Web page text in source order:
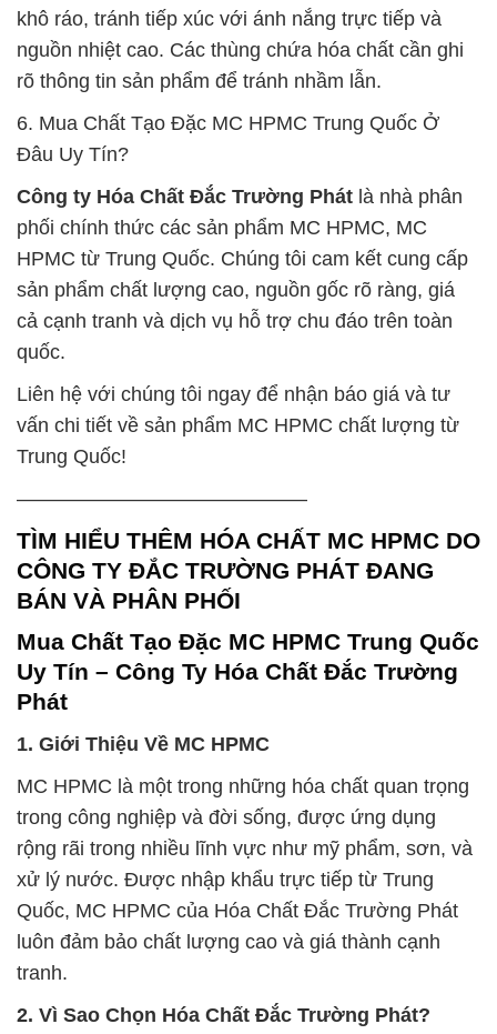
khô ráo, tránh tiếp xúc với ánh nắng trực tiếp và
nguồn nhiệt cao. Các thùng chứa hóa chất cần ghi
rõ thông tin sản phẩm để tránh nhầm lẫn.
6. Mua Chất Tạo Đặc MC HPMC Trung Quốc Ở
Đâu Uy Tín?
Công ty Hóa Chất Đắc Trường Phát là nhà phân
phối chính thức các sản phẩm MC HPMC, MC
HPMC từ Trung Quốc. Chúng tôi cam kết cung cấp
sản phẩm chất lượng cao, nguồn gốc rõ ràng, giá
cả cạnh tranh và dịch vụ hỗ trợ chu đáo trên toàn
quốc.
Liên hệ với chúng tôi ngay để nhận báo giá và tư
vấn chi tiết về sản phẩm MC HPMC chất lượng từ
Trung Quốc!
——————————————–
TÌM HIỂU THÊM HÓA CHẤT MC HPMC DO
CÔNG TY ĐẮC TRƯỜNG PHÁT ĐANG
BÁN VÀ PHÂN PHỐI
Mua Chất Tạo Đặc MC HPMC Trung Quốc
Uy Tín – Công Ty Hóa Chất Đắc Trường
Phát
1. Giới Thiệu Về MC HPMC
MC HPMC là một trong những hóa chất quan trọng
trong công nghiệp và đời sống, được ứng dụng
rộng rãi trong nhiều lĩnh vực như mỹ phẩm, sơn, và
xử lý nước. Được nhập khẩu trực tiếp từ Trung
Quốc, MC HPMC của Hóa Chất Đắc Trường Phát
luôn đảm bảo chất lượng cao và giá thành cạnh
tranh.
2. Vì Sao Chọn Hóa Chất Đắc Trường Phát?